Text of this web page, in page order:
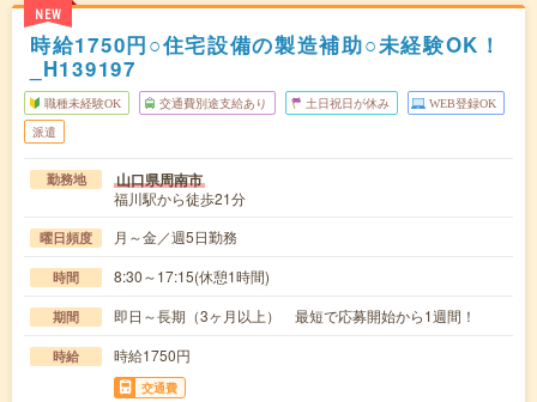
NEW
時給1750円○住宅設備の製造補助○未経験OK！
_H139197
職種未経験OK 交通費別途支給あり 土日祝日が休み WEB登録OK
派遣
勤務地 山口県周南市
福川駅から徒歩21分
曜日頻度 月～金／週5日勤務
時間 8:30～17:15(休憩1時間)
期間 即日～長期（3ヶ月以上） 最短で応募開始から1週間！
時給 時給1750円
交通費